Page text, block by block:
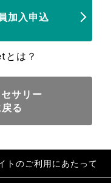
加入申込
は？
サリー
る
トのご利用にあたって